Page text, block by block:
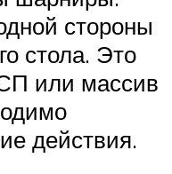
стороны
стола. Это
или массив
действия.